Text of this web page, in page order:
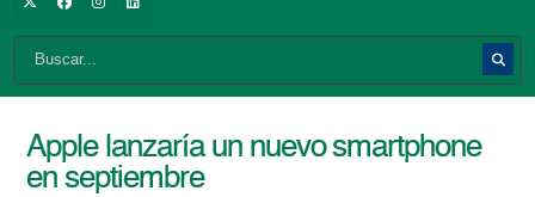
Apple lanzaría un nuevo smartphone
en septiembre